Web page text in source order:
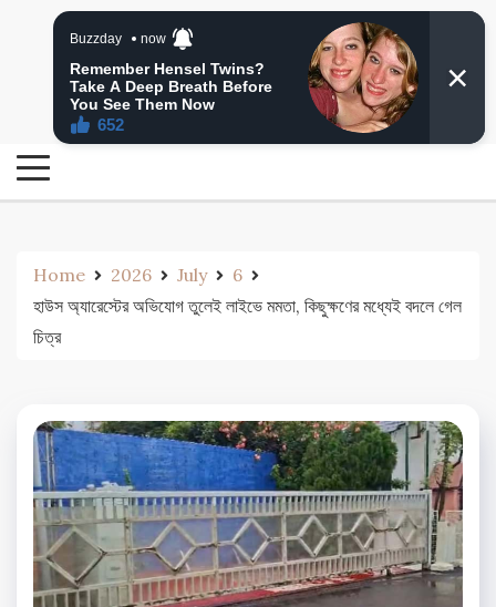
24 Ghanta Bangla News
24 Ghanta Bengali News
Home 2026 July
6
হাউস অ্যারেস্টের অভিযোগ তুলেই লাইভে মমতা, কিছুক্ষণের মধ্যেই বদলে গেল
চিত্র